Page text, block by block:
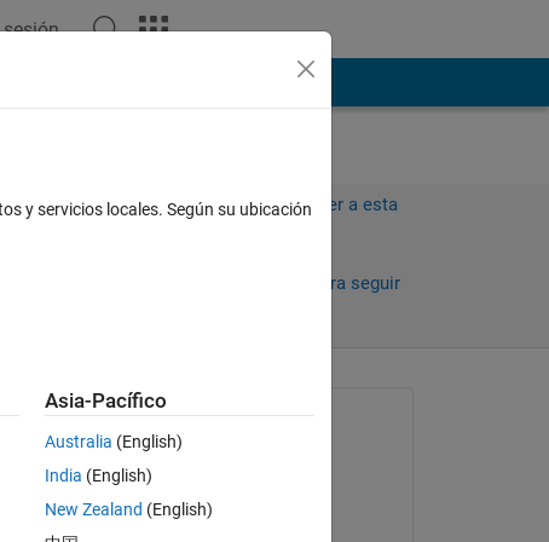
Iniciar sesión para responder a esta
Iniciar sesión para seguir
Pranava J K
el 18 de Nov. de 2019
y servicios locales. Según su ubicación
Asia-Pacífico
Australia (English)
India (English)
New Zealand (English)